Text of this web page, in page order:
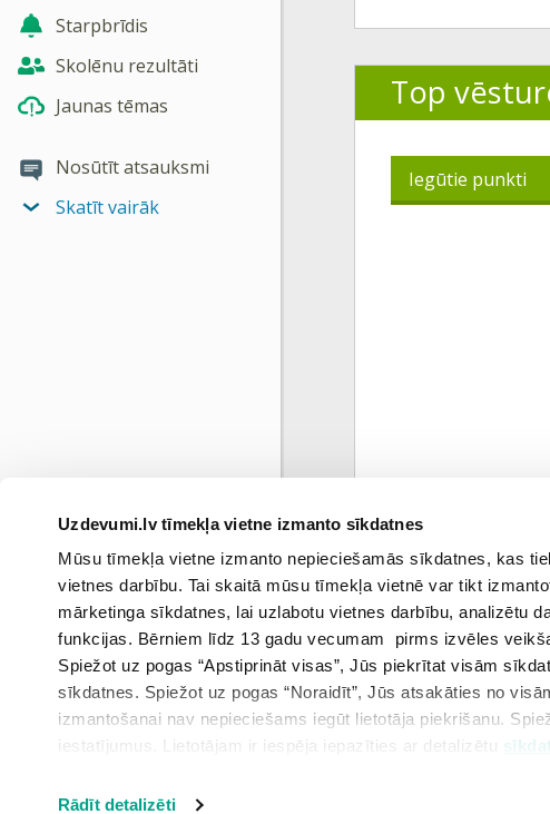
Uzdevumi.lv tīmekļa vietne izmanto sīkdatnes
Mūsu tīmekļa vietne izmanto nepieciešamās sīkdatnes, kas
vietnes darbību. Tai skaitā mūsu tīmekļa vietnē var tikt
mārketinga sīkdatnes, lai uzlabotu vietnes darbību, analizētu
funkcijas. Bērniem līdz 13 gadu vecumam pirms izvēles
Spiežot uz pogas “Apstiprināt visas”, Jūs piekrītat visām
sīkdatnes. Spiežot uz pogas “Noraidīt”, Jūs atsakāties no
izmantošanai nav nepieciešams iegūt lietotāja piekrišanu.
iestatījumus. Lietotājam ir iespēja iepazīties ar detalizētu
Rādīt detalizēti
Starpbrīdis
Skolēnu rezultāti
Jaunas tēmas
Nosūtīt atsauksmi
Skatīt vairāk
Top
Iegūtie punkti
marts
0